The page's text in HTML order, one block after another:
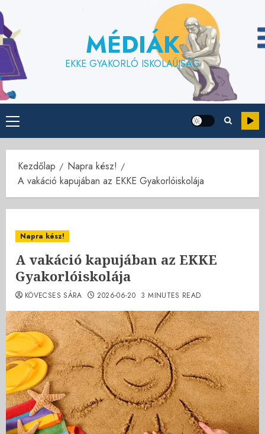
to
content
MÉDIÁK
EKKE GYAKORLÓ ISKOLAÚJSÁG
Primary
Menu
Kezdőlap
Napra kész!
A vakáció kapujában az EKKE Gyakorlóiskolája
Napra kész!
A vakáció kapujában az EKKE
Gyakorlóiskolája
KÖVECSES SÁRA 2026-06-20 3 MINUTES READ